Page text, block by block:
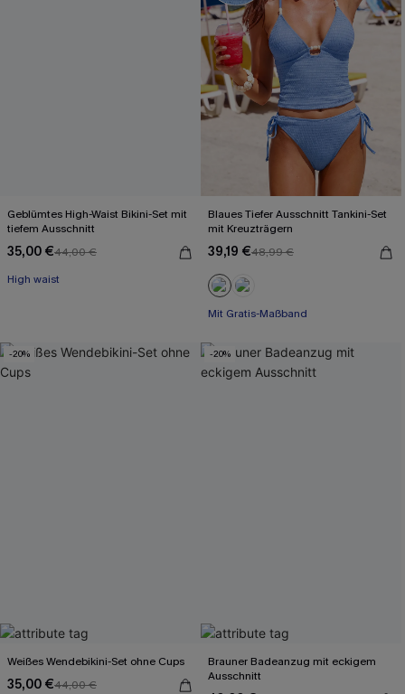
Geblümtes High-Waist Bikini-Set mit
tiefem Ausschnitt
35,00 €44,00 €
High waist
Blaues Tiefer Ausschnitt Tankini-Set
mit Kreuzträgern
39,19 €48,99 €
Mit Gratis-Maßband
-20%
Weißes Wendebikini-Set ohne Cups
35,00 €44,00 €
-20%
Brauner Badeanzug mit eckigem
Ausschnitt